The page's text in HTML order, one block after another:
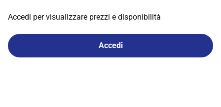
Accedi per visualizzare prezzi e disponibilità
Accedi